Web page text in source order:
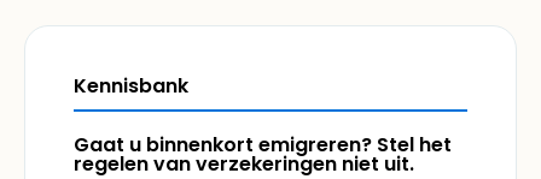
Kennisbank
Gaat u binnenkort emigreren? Stel het
regelen van verzekeringen niet uit.